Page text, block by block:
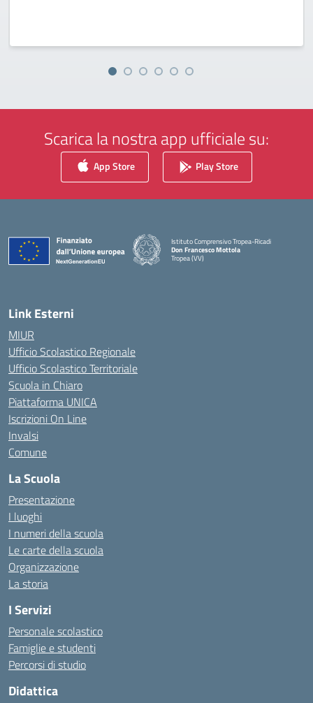
Scarica la nostra app ufficiale su:
App Store Play Store
Istituto Comprensivo Tropea-Ricadi
Don Francesco Mottola
Tropea (VV)
— Visita la pagina iniziale della scuola
Link Esterni
MIUR
Ufficio Scolastico Regionale
Ufficio Scolastico Territoriale
Scuola in Chiaro
Piattaforma UNICA
Iscrizioni On Line
Invalsi
Comune
La Scuola
Presentazione
I luoghi
I numeri della scuola
Le carte della scuola
Organizzazione
La storia
I Servizi
Personale scolastico
Famiglie e studenti
Percorsi di studio
Didattica